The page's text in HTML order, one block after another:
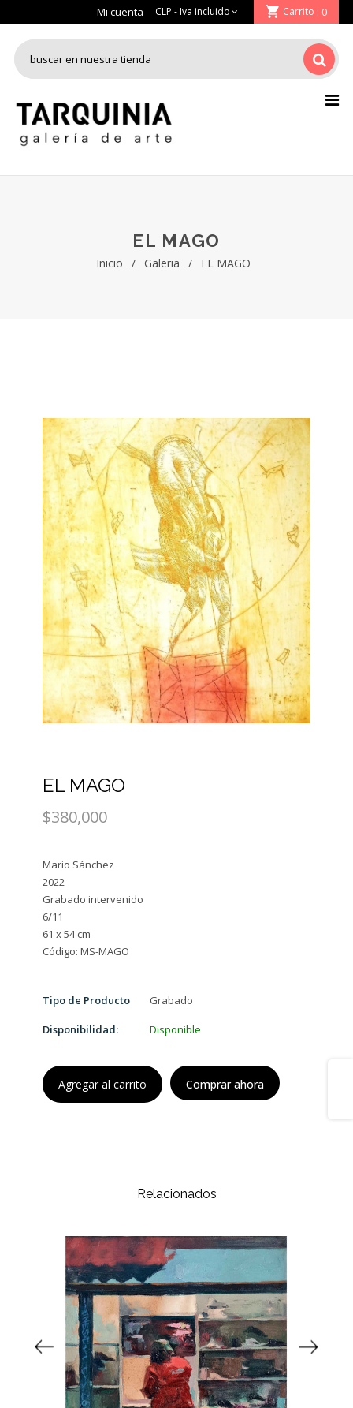
Mi cuenta Carrito : 0
EL MAGO
Inicio / Galeria / EL MAGO
EL MAGO
$380,000
Mario Sánchez
2022
Grabado intervenido
6/11
61 x 54 cm
Tipo de Producto Grabado
Disponibilidad: Disponible
Agregar al carrito Comprar ahora
Relacionados